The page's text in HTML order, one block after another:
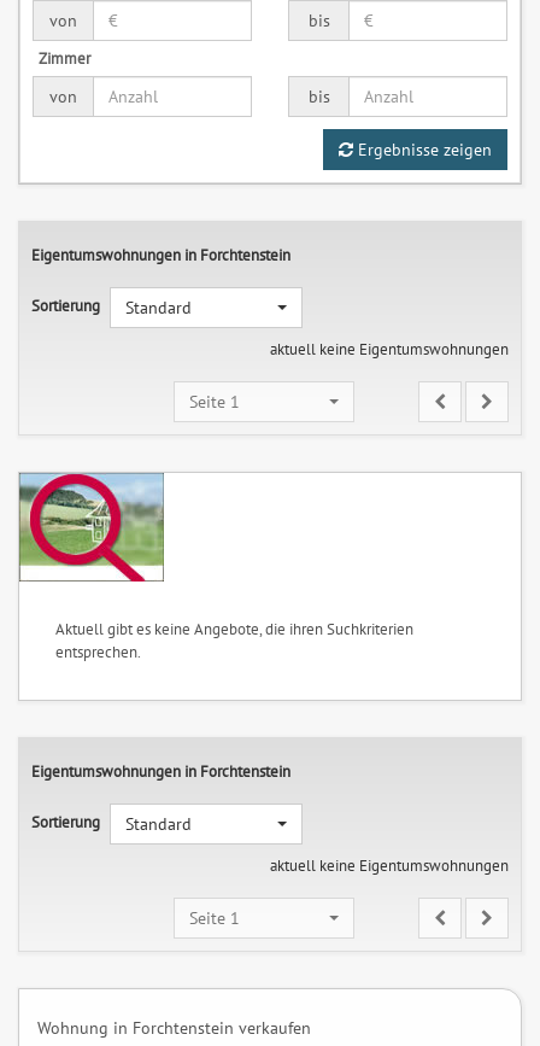
von
bis
Zimmer
von
bis
Ergebnisse zeigen
Eigentumswohnungen in Forchtenstein
Sortierung
Standard
aktuell keine Eigentumswohnungen
Seite 1
Aktuell gibt es keine Angebote, die ihren Suchkriterien
entsprechen.
Eigentumswohnungen in Forchtenstein
Sortierung
Standard
aktuell keine Eigentumswohnungen
Seite 1
Wohnung in Forchtenstein verkaufen